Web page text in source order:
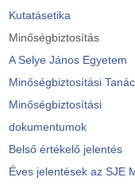
Kutatásetika
Minőségbiztosítás
A Selye János Egyetem
Minőségbiztosítási
Minőségbiztosítási
dokumentumok
Belső értékelő jelentés
Éves jelentések az SJE